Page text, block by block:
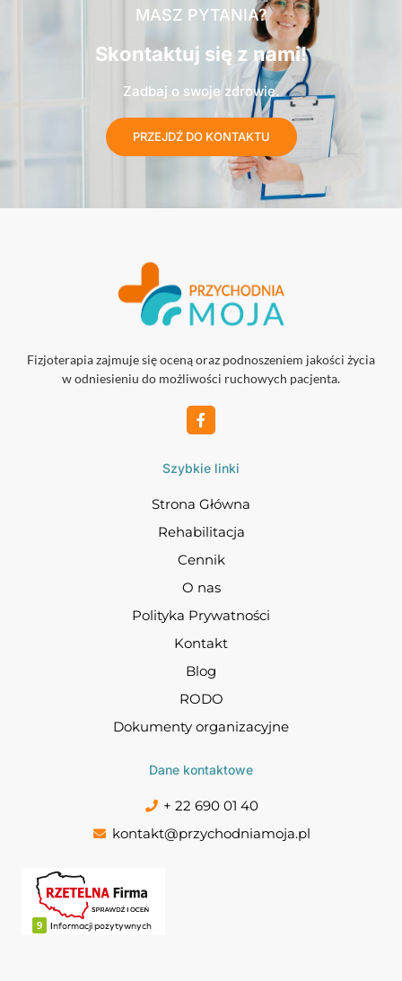
MASZ PYTANIA?
Skontaktuj się z nami!
Zadbaj o swoje zdrowie.
PRZEJDŹ DO KONTAKTU
Fizjoterapia zajmuje się oceną oraz podnoszeniem jakości życia
w odniesieniu do możliwości ruchowych pacjenta.
Szybkie linki
Strona Główna
Rehabilitacja
Cennik
O nas
Polityka Prywatności
Kontakt
Blog
RODO
Dokumenty organizacyjne
Dane kontaktowe
+ 22 690 01 40
kontakt@przychodniamoja.pl